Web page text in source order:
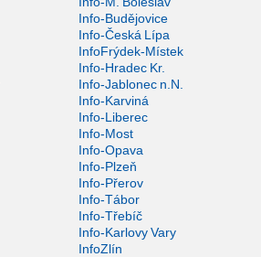
Info-Budějovice
Info-Česká Lípa
InfoFrýdek-Místek
Info-Hradec Kr.
Info-Jablonec n.N.
Info-Karviná
Info-Liberec
Info-Most
Info-Opava
Info-Plzeň
Info-Přerov
Info-Tábor
Info-Třebíč
Info-Karlovy Vary
InfoZlín